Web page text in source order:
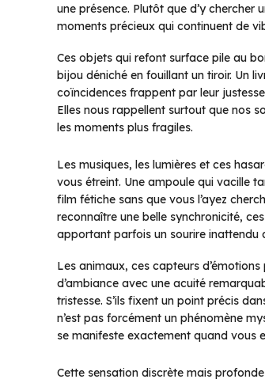
une présence. Plutôt que d’y
moments précieux qui continuent de
Ces objets qui refont surface pile au
bijou déniché en fouillant un tiroir. Un
coïncidences frappent par leur
Elles nous rappellent surtout que nos
les moments plus fragiles.
Les musiques, les lumières et ces
vous étreint. Une ampoule qui vacille
film fétiche sans que vous l’ayez
reconnaître une belle synchronicité,
apportant parfois un sourire inattendu
Les animaux, ces capteurs
d’ambiance avec une acuité
tristesse. S’ils fixent un point précis
n’est pas forcément un phénomène
se manifeste exactement quand vous
Cette sensation discrète mais